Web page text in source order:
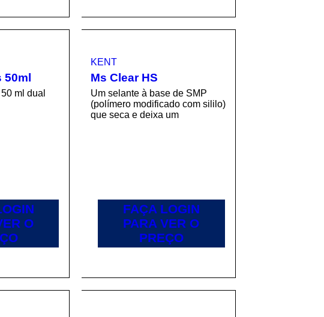
ml dual
O
KENT
Ms Clear HS
Um selante à base de SMP
(polímero modificado com sililo)
que seca e deixa um
FAÇA LOGIN
PARA VER O
PREÇO